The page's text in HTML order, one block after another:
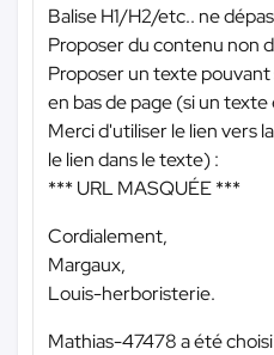
Balise H1/H2/etc.. ne
Proposer du contenu non
Proposer un texte
en bas de page (si un
Merci d'utiliser le lien vers
le lien dans le texte) :
*** URL MASQUÉE ***
Cordialement,
Margaux,
Louis-herboristerie.
Mathias-47478 a été